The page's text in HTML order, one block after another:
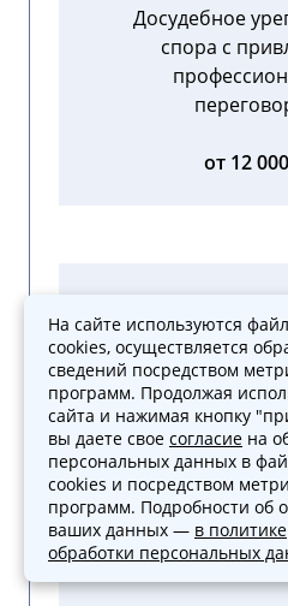
Досудебное
спора с
от 12
первой,
от 25
Ведение
На сайте используются
cookies, осуществляется
сведений посредством
программ. Продолжая
сайта и нажимая кнопку
вы даете свое согласие на
персональных данных в
cookies и посредством
программ. Подробности об
ваших данных — в политике
обработки персональных